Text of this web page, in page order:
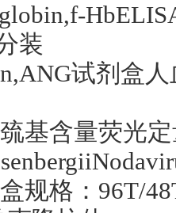
装
试剂盒
基含量荧光
规格： 96T/